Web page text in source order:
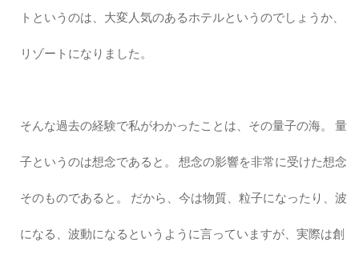
トというのは、大変人気のあるホテルというのでしょうか、
リゾートになりました。
そんな過去の経験で私がわかったことは、その量子の海。 量
子というのは想念であると。 想念の影響を非常に受けた想念
そのものであると。 だから、今は物質、粒子になったり、波
になる、波動になるというように言っていますが、実際は創